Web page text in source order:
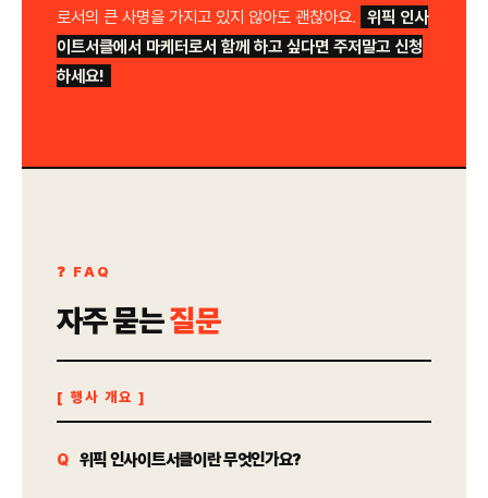
로서의 큰 사명을 가지고 있지 않아도 괜찮아요. 위픽 인사
이트서클에서 마케터로서 함께 하고 싶다면 주저말고 신청
하세요!
❓ FAQ
자주 묻는질문
[ 행사 개요 ]
Q 위픽 인사이트서클이란 무엇인가요?